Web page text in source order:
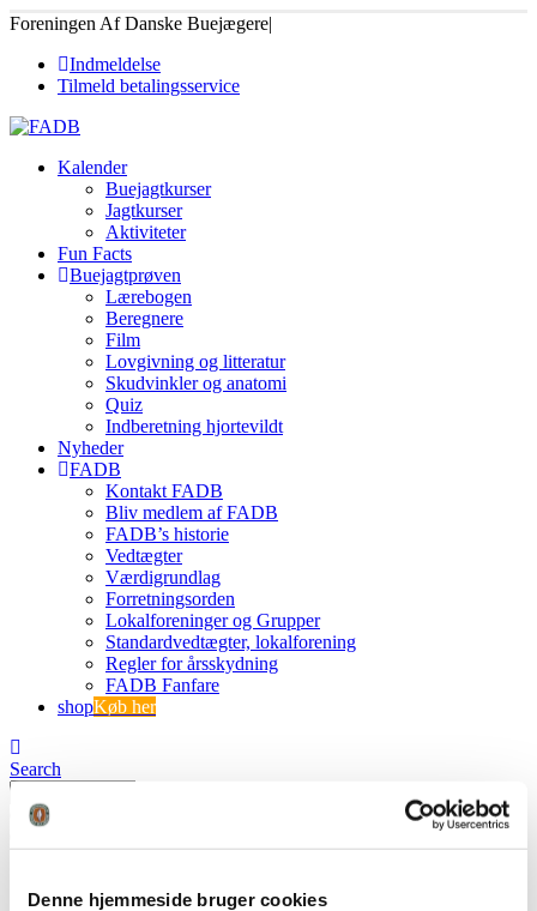
Denne hjemmeside bruger cookies
Foreningen Af Danske Buejægere|
Indmeldelse
Tilmeld betalingsservice
Kalender
Buejagtkurser
Jagtkurser
Aktiviteter
Fun Facts
Buejagtprøven
Lærebogen
Beregnere
Film
Lovgivning og litteratur
Skudvinkler og anatomi
Quiz
Indberetning hjortevildt
Nyheder
FADB
Kontakt FADB
Bliv medlem af FADB
FADB’s historie
Vedtægter
Værdigrundlag
Forretningsorden
Lokalforeninger og Grupper
Standardvedtægter, lokalforening
Regler for årsskydning
FADB Fanfare
shopKøb her
Search
0 varer